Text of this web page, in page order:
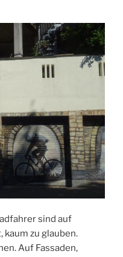
sind auf
kaum zu glauben.
Auf Fassaden,